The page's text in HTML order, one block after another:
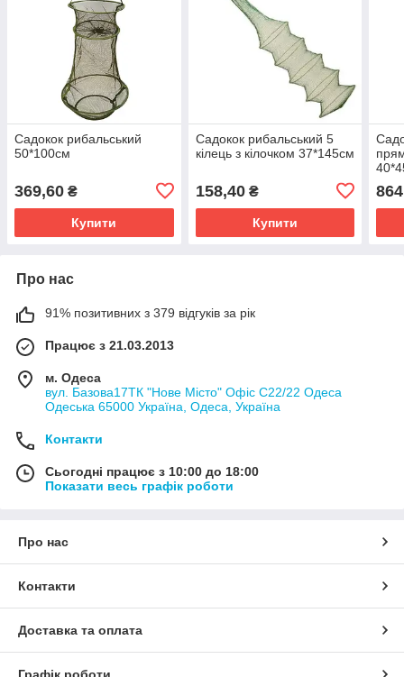
Садокок рибальський
50*100см
369,60 ₴
Купити
Садокок рибальський 5
кілець з кілочком 37*145см
158,40₴
Купити
864
Про нас
91% позитивних з 379 відгуків за рік
Працює з 21.03.2013
м. Одеса
вул. Базова17ТК "Нове Місто" Офіс С22/22 Одеса
Одеська 65000 Україна, Одеса, Україна
Контакти
Сьогодні працює з 10:00 до 18:00
Показати весь графік роботи
Про нас
Контакти
Доставка та оплата